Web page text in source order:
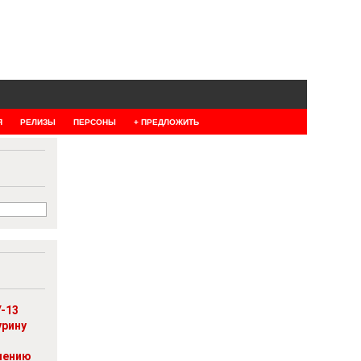
РЕЛИЗЫ ПЕРСОНЫ + ПРЕДЛОЖИТЬ
13